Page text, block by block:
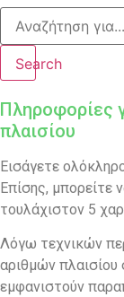
Search
Πληροφορίες
πλαισίου
Εισάγετε
Επίσης, μπορείτε
τουλάχιστον 5
Λόγω τεχνικών
αριθμών πλαισίου
εμφανιστούν